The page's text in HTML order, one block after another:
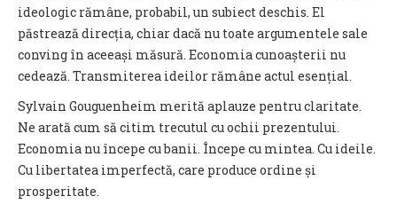
ideologic rămâne, probabil, un subiect deschis. El
păstrează direcția, chiar dacă nu toate argumentele sale
conving în aceeași măsură. Economia cunoașterii nu
cedează. Transmiterea ideilor rămâne actul esențial.
Sylvain Gouguenheim merită aplauze pentru claritate.
Ne arată cum să citim trecutul cu ochii prezentului.
Economia nu începe cu banii. Începe cu mintea. Cu ideile.
Cu libertatea imperfectă, care produce ordine și
prosperitate.